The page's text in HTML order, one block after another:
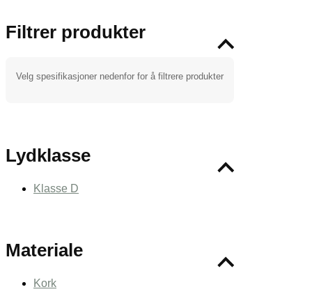
Filtrer produkter
Velg spesifikasjoner nedenfor for å filtrere produkter
Lydklasse
Klasse D
Materiale
Kork